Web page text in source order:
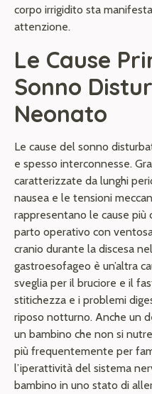
corpo irrigidito sta
attenzione.
Le Cause
Sonno
Neonato
Le cause del sonno
e spesso interconnesse.
caratterizzate da lunghi
nausea e le tensioni
rappresentano le cause più
parto operativo con
cranio durante la discesa
gastroesofageo è un’altra
sveglia per il bruciore e il
stitichezza e i problemi
riposo notturno. Anche un
un bambino che non si
più frequentemente per
l’iperattività del sistema
bambino in uno stato di